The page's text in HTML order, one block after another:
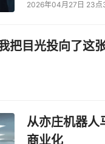
2026年04月27日 23点
把目光投向了这
从亦庄机器人
商业化